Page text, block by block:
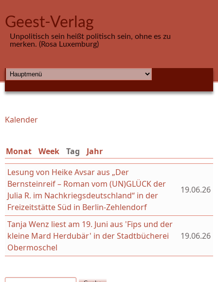
Geest-Verlag
Unpolitisch sein heißt politisch sein, ohne es zu
merken. (Rosa Luxemburg)
HAUPTMENÜ
Sie sind hier
Kalender
Monat Week Tag (aktiver Reiter)
Jahr
Lesung von Heike Avsar aus „Der
Bernsteinreif – Roman vom (UN)GLÜCK der
Julia R. im Nachkriegsdeutschland“ in der
Freizeitstätte Süd in Berlin-Zehlendorf
19.06.26
Tanja Wenz liest am 19. Juni aus 'Fips und der
kleine Mard Herdubär' in der Stadtbücherei
Obermoschel
19.06.26